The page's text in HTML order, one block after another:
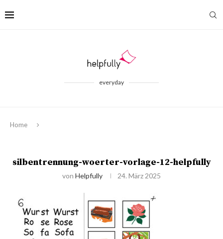
everyday
Home
silbentrennung-woerter-vorlage-12-helpfully
von Helpfully 24. März 2025